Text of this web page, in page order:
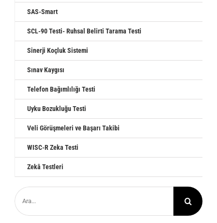
SAS-Smart
SCL-90 Testi- Ruhsal Belirti Tarama Testi
Sinerji Koçluk Sistemi
Sınav Kaygısı
Telefon Bağımlılığı Testi
Uyku Bozukluğu Testi
Veli Görüşmeleri ve Başarı Takibi
WISC-R Zeka Testi
Zekâ Testleri
Ara: